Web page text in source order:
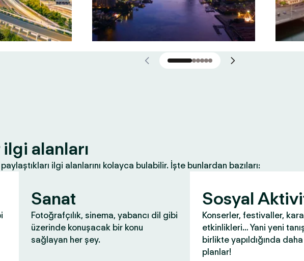
alanları
ilgi alanlarını kolayca bulabilir. İşte bunlardan bazıları:
Sanat
Fotoğrafçılık, sinema, yabancı dil gibi
üzerinde konuşacak bir konu
sağlayan her şey.
Sosyal
Konserler, festivaller,
etkinlikleri… Yani yeni
birlikte yapıldığında
planlar!